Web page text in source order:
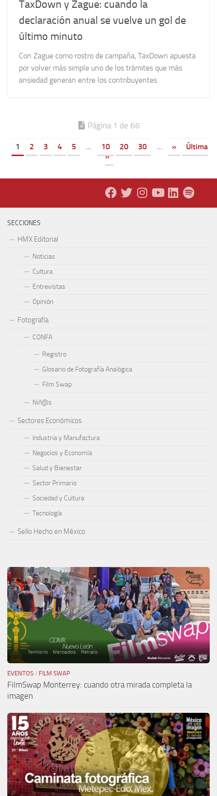
TaxDown y Zague: cuando la
declaración anual se vuelve un gol de
último minuto
Con Zague como rostro de campaña, TaxDown apuesta
por volver más simple uno de los trámites que más
ansiedad generan entre los contribuyentes.
Página 1 de 66
1 2 3 4 5 ... 10 20 30 ... »
Última
»
SECCIONES
HMX Editorial
Noticias
Cultura
Entrevistas
Opinión
Fotografía
CONFA
Registro
Glosario de Fotografía Analógica
Film Swap
Niñ@s
Sectores Económicos
Industria y Manufactura
Negocios y Economía
Salud y Bienestar
Sector Primario
Sociedad y Cultura
Tecnología
Sello Hecho en México
EVENTOS / FILM SWAP
FilmSwap Monterrey: cuando otra mirada completa la
imagen